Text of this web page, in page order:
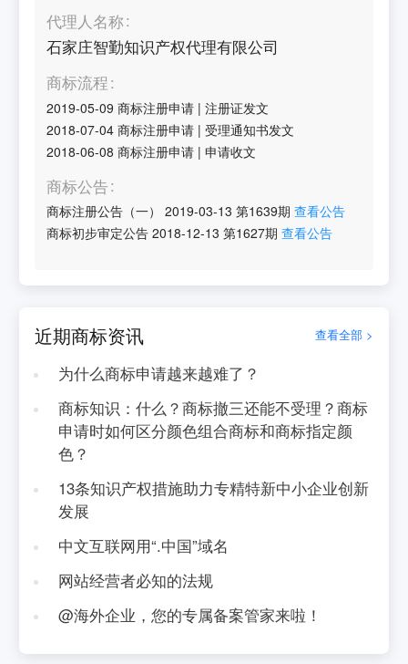
代理人名称
石家庄智勤知识产权代理有限公司
商标流程
2019-05-09 商标注册申请 |注册证发文
2018-07-04 商标注册申请 |受理通知书发文
2018-06-08 商标注册申请 |申请收文
商标公告
商标注册公告（一） 2019-03-13 第1639期 查看公告
商标初步审定公告 2018-12-13 第1627期 查看公告
近期商标资讯 查看全部 >
为什么商标申请越来越难了？
商标知识：什么？商标撤三还能不受理？商标
申请时如何区分颜色组合商标和商标指定颜
色？
13条知识产权措施助力专精特新中小企业创新
发展
中文互联网用“.中国”域名
网站经营者必知的法规
@海外企业，您的专属备案管家来啦！